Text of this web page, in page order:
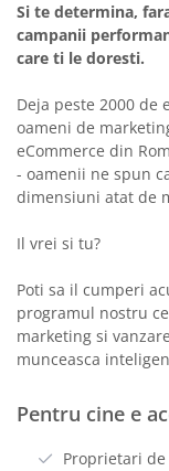
Si te determina,
campanii
care ti le doresti.
Deja peste 2000
oameni de
eCommerce din
- oamenii ne spun
dimensiuni atat de
Il vrei si tu?
Poti sa il cumperi
programul nostru
marketing si
munceasca
Pentru cine e
Proprietari